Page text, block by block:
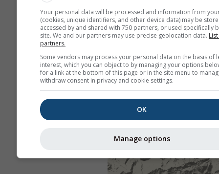
Your personal data will be processed and information from
(cookies, unique identifiers, and other device data) may be
accessed by and shared with 750 partners, or used specifically
site. We and our partners may use precise geolocation data.
partners.
Some vendors may process your personal data on the basis of
interest, which you can object to by managing your options
for a link at the bottom of this page or in the site menu to
withdraw consent in privacy and cookie settings.
OK
Manage options